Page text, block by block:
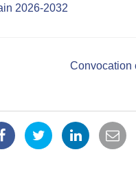
2026-2032
Convocation
PartagerPartagerPartager